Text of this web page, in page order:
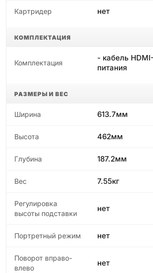
Картридер нет
КОМПЛЕКТАЦИЯ
Комплектация
- кабель
питания
РАЗМЕРЫ И ВЕС
Ширина 613.7мм
Высота 462мм
Глубина 187.2мм
Вес 7.55кг
Регулировка
высоты подставки
нет
Портретный режим нет
Поворот вправо-
влево
нет